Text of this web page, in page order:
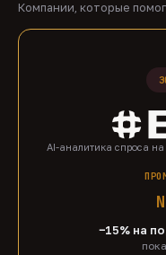
Компании, которые
AI-аналитика спроса
−15% на